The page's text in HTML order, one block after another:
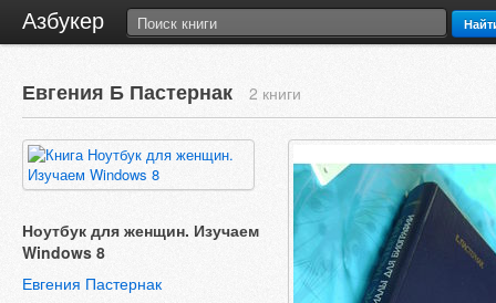
Азбукер
Евгения Б Пастернак 2 книги
Ноутбук для женщин. Изучаем
Windows 8
Евгения Пастернак